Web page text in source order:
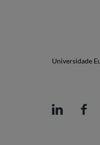
Universidade